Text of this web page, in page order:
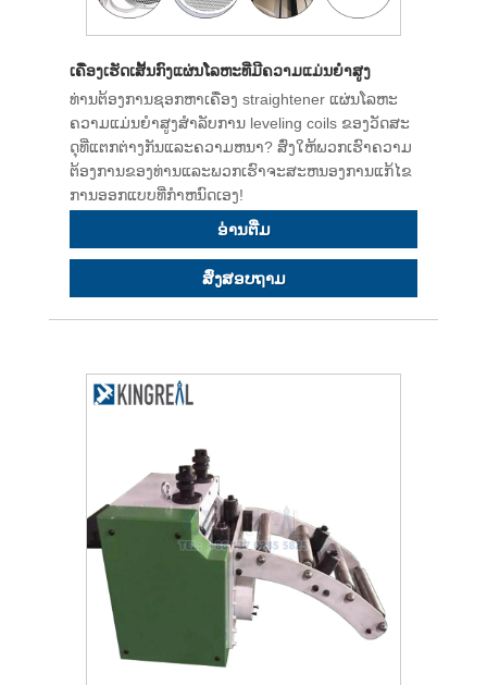
ເຄື່ອງເຮັດເສັ້ນກົງແຜ່ນໂລຫະທີ່ມີຄວາມແມ່ນຍໍາສູງ
ທ່ານ​ຕ້ອງ​ການ​ຊອກ​ຫາ​ເຄື່ອງ​ straightener ແຜ່ນ​ໂລ​ຫະ​
ຄວາມ​ແມ່ນ​ຍໍາ​ສູງ​ສໍາ​ລັບ​ການ leveling coils ຂອງ​ວັດ​ສະ​
ດຸ​ທີ່​ແຕກ​ຕ່າງ​ກັນ​ແລະ​ຄວາມ​ຫນາ​? ສົ່ງໃຫ້ພວກເຮົາຄວາມ
ຕ້ອງການຂອງທ່ານແລະພວກເຮົາຈະສະຫນອງການແກ້ໄຂ
ການອອກແບບທີ່ກໍາຫນົດເອງ!
ອ່ານ​ຕື່ມ
ສົ່ງສອບຖາມ